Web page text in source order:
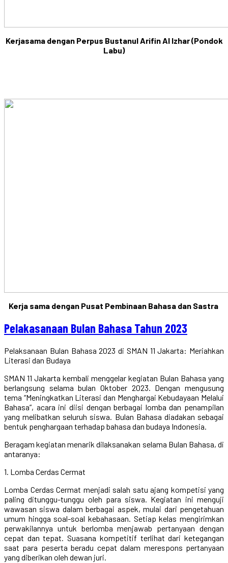
Kerjasama dengan Perpus Bustanul Arifin Al Izhar (Pondok
Labu)
Kerja sama dengan Pusat Pembinaan Bahasa dan Sastra
Pelakasanaan Bulan Bahasa Tahun 2023
Pelaksanaan Bulan Bahasa 2023 di SMAN 11 Jakarta: Meriahkan
Literasi dan Budaya
SMAN 11 Jakarta kembali menggelar kegiatan Bulan Bahasa yang
berlangsung selama bulan Oktober 2023. Dengan mengusung
tema “Meningkatkan Literasi dan Menghargai Kebudayaan Melalui
Bahasa”, acara ini diisi dengan berbagai lomba dan penampilan
yang melibatkan seluruh siswa. Bulan Bahasa diadakan sebagai
bentuk penghargaan terhadap bahasa dan budaya Indonesia.
Beragam kegiatan menarik dilaksanakan selama Bulan Bahasa, di
antaranya:
1. Lomba Cerdas Cermat
Lomba Cerdas Cermat menjadi salah satu ajang kompetisi yang
paling ditunggu-tunggu oleh para siswa. Kegiatan ini menguji
wawasan siswa dalam berbagai aspek, mulai dari pengetahuan
umum hingga soal-soal kebahasaan. Setiap kelas mengirimkan
perwakilannya untuk berlomba menjawab pertanyaan dengan
cepat dan tepat. Suasana kompetitif terlihat dari ketegangan
saat para peserta beradu cepat dalam merespons pertanyaan
yang diberikan oleh dewan juri.